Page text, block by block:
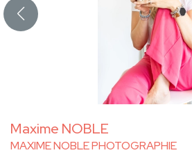
Maxime NOBLE
MAXIME NOBLE PHOTOGRAPHIE